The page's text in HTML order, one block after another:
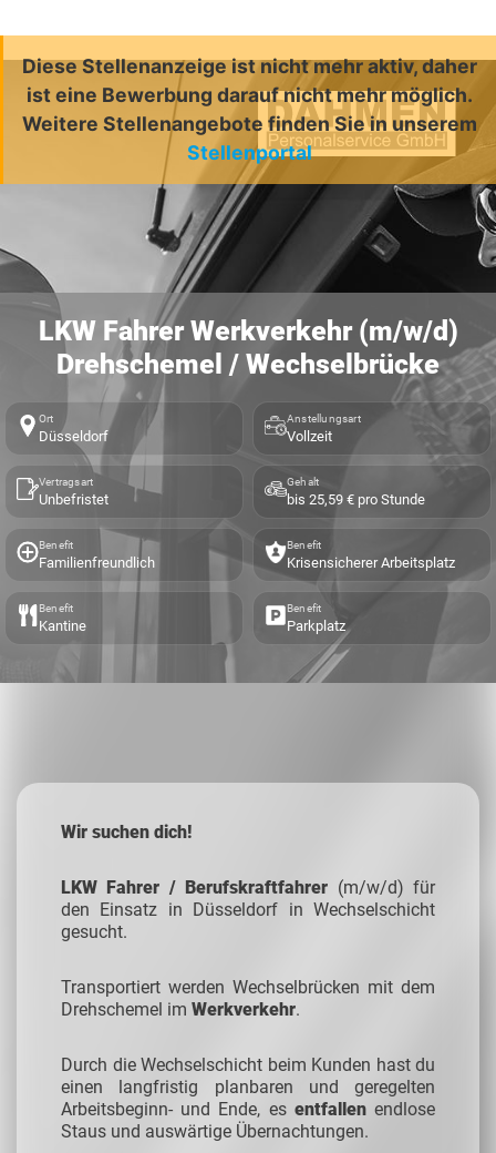
Diese Stellenanzeige ist nicht mehr aktiv, daher
ist eine Bewerbung darauf nicht mehr möglich.
Weitere Stellenangebote finden Sie in unserem
Stellenportal
LKW Fahrer Werkverkehr (m/w/d)
Drehschemel / Wechselbrücke
Ort
Düsseldorf
Anstellungsart
Vollzeit
Vertragsart
Unbefristet
Gehalt
bis 25,59 € pro Stunde
Benefit
Familienfreundlich
Benefit
Krisensicherer Arbeitsplatz
Benefit
Kantine
Benefit
Parkplatz
Wir suchen dich!
LKW Fahrer / Berufskraftfahrer (m/w/d) für
den Einsatz in Düsseldorf in Wechselschicht
gesucht.
Transportiert werden Wechselbrücken mit dem
Drehschemel im Werkverkehr.
Durch die Wechselschicht beim Kunden hast du
einen langfristig planbaren und geregelten
Arbeitsbeginn- und Ende, es entfallenendlose
Staus und auswärtige Übernachtungen.